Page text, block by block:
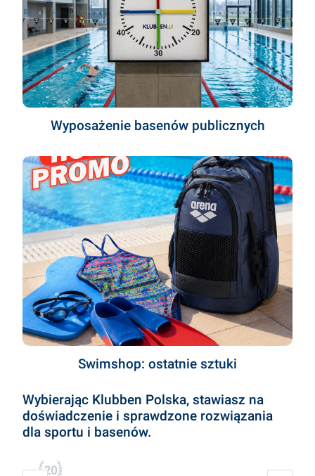
Wyposażenie basenów publicznych
Swimshop: ostatnie sztuki
Wybierając Klubben Polska, stawiasz na
doświadczenie i sprawdzone rozwiązania
dla sportu i basenów.